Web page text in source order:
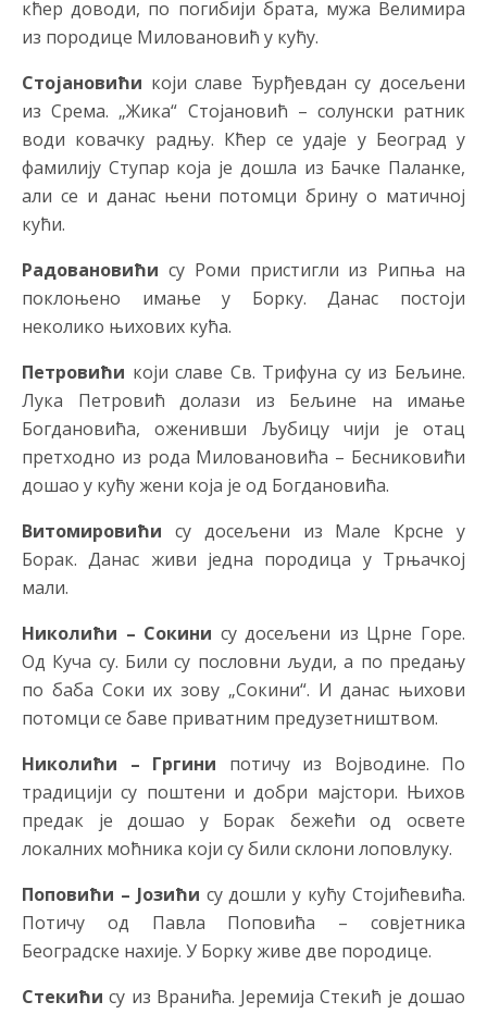
кћер доводи, по погибији брата, мужа Велимира
из породице Миловановић у кућу.
Стојановићи који славе Ђурђевдан су досељени
из Срема. „Жика“ Стојановић – солунски ратник
води ковачку радњу. Кћер се удаје у Београд у
фамилију Ступар која је дошла из Бачке Паланке,
али се и данас њени потомци брину о матичној
кући.
Радовановићи су Роми пристигли из Рипња на
поклоњено имање у Борку. Данас постоји
неколико њихових кућа.
Петровићи који славе Св. Трифуна су из Бељине.
Лука Петровић долази из Бељине на имање
Богдановића, оженивши Љубицу чији је отац
претходно из рода Миловановића – Бесниковићи
дошао у кућу жени која је од Богдановића.
Витомировићи су досељени из Мале Крсне у
Борак. Данас живи једна породица у Трњачкој
мали.
Николићи – Сокини су досељени из Црне Горе.
Од Куча су. Били су пословни људи, а по предању
по баба Соки их зову „Сокини“. И данас њихови
потомци се баве приватним предузетништвом.
Николићи – Гргини потичу из Војводине. По
традицији су поштени и добри мајстори. Њихов
предак је дошао у Борак бежећи од освете
локалних моћника који су били склони лоповлуку.
Поповићи – Јозићи су дошли у кућу Стојићевића.
Потичу од Павла Поповића – совјетника
Београдске нахије. У Борку живе две породице.
Стекићи су из Вранића. Јеремија Стекић је дошао